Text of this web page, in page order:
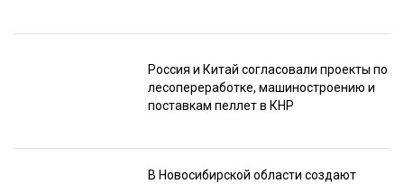
Россия и Китай согласовали проекты по
лесопереработке, машиностроению и
поставкам пеллет в КНР
В Новосибирской области создают